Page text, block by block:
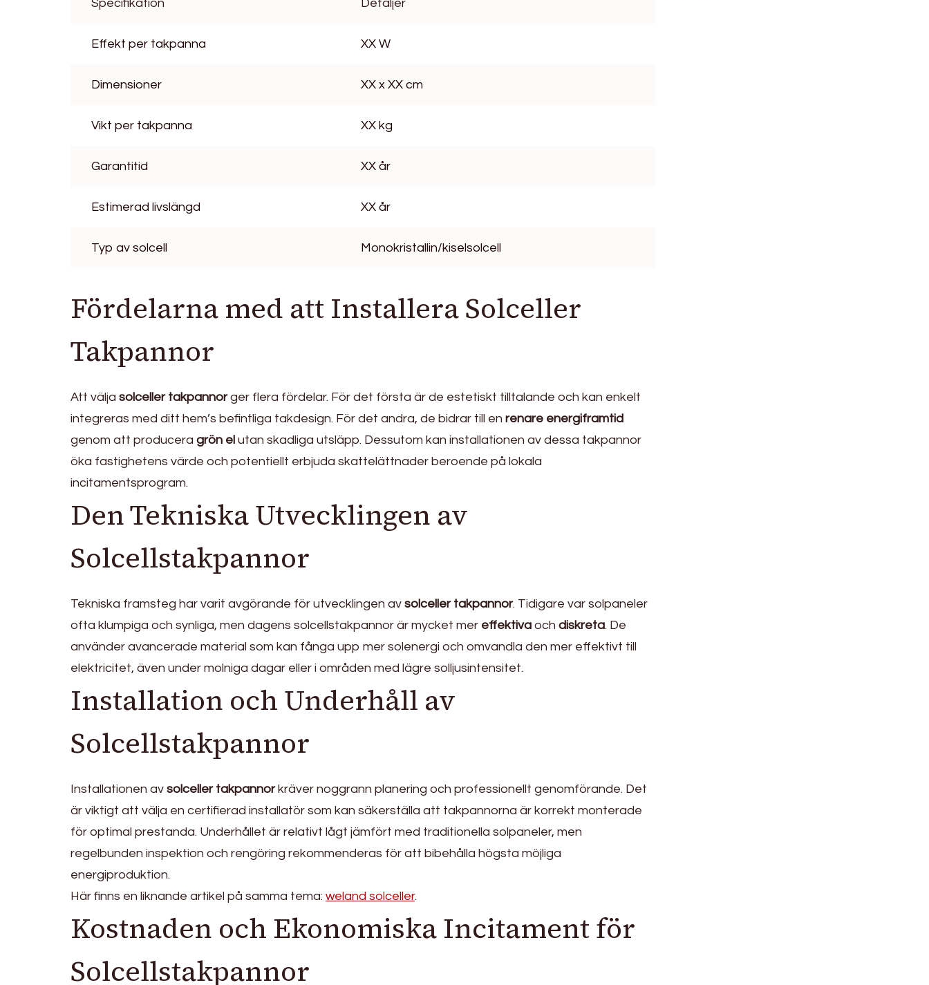
Specifikation Detaljer
Effekt per takpanna XX W
Dimensioner XX x XX cm
Vikt per takpanna XX kg
Garantitid XX år
Estimerad livslängd XX år
Typ av solcell Monokristallin/kiselsolcell
Fördelarna med att Installera Solceller
Takpannor
Att välja solceller takpannorger flera fördelar. För det första är de estetiskt tilltalande och kan enkelt
integreras med ditt hem’s befintliga takdesign. För det andra, de bidrar till en renare energiframtid
genom att producera grön el utan skadliga utsläpp. Dessutom kan installationen av dessa takpannor
öka fastighetens värde och potentiellt erbjuda skattelättnader beroende på lokala
incitamentsprogram.
Den Tekniska Utvecklingen av
Solcellstakpannor
Tekniska framsteg har varit avgörande för utvecklingen av solceller takpannor. Tidigare var solpaneler
ofta klumpiga och synliga, men dagens solcellstakpannor är mycket mer effektiva och diskreta. De
använder avancerade material som kan fånga upp mer solenergi och omvandla den mer effektivt till
elektricitet, även under molniga dagar eller i områden med lägre solljusintensitet.
Installation och Underhåll av
Solcellstakpannor
Installationen av solceller takpannorkräver noggrann planering och professionellt genomförande. Det
är viktigt att välja en certifierad installatör som kan säkerställa att takpannorna är korrekt monterade
för optimal prestanda. Underhållet är relativt lågt jämfört med traditionella solpaneler, men
regelbunden inspektion och rengöring rekommenderas för att bibehålla högsta möjliga
energiproduktion.
Här finns en liknande artikel på samma tema: weland solceller.
Kostnaden och Ekonomiska Incitament för
Solcellstakpannor